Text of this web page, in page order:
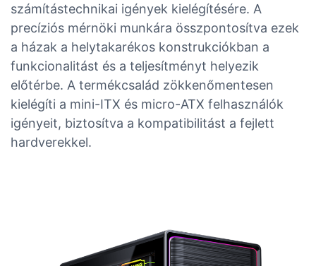
számítástechnikai igények kielégítésére. A
precíziós mérnöki munkára összpontosítva ezek
a házak a helytakarékos konstrukciókban a
funkcionalitást és a teljesítményt helyezik
előtérbe. A termékcsalád zökkenőmentesen
kielégíti a mini-ITX és micro-ATX felhasználók
igényeit, biztosítva a kompatibilitást a fejlett
hardverekkel.